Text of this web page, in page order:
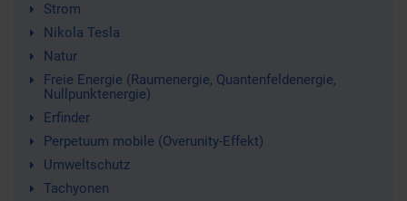
Strom
Nikola Tesla
Natur
Freie Energie (Raumenergie, Quantenfeldenergie,
Nullpunktenergie)
Erfinder
Perpetuum mobile (Overunity-Effekt)
Umweltschutz
Tachyonen